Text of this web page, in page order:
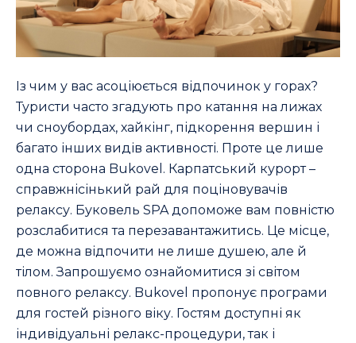
Із чим у вас асоціюється відпочинок у горах?
Туристи часто згадують про катання на лижах
чи сноубордах, хайкінг, підкорення вершин і
багато інших видів активності. Проте це лише
одна сторона Bukovel. Карпатський курорт –
справжнісінький рай для поціновувачів
релаксу. Буковель SPA допоможе вам повністю
розслабитися та перезавантажитись. Це місце,
де можна відпочити не лише душею, але й
тілом. Запрошуємо ознайомитися зі світом
повного релаксу. Bukovel пропонує програми
для гостей різного віку. Гостям доступні як
індивідуальні релакс-процедури, так і